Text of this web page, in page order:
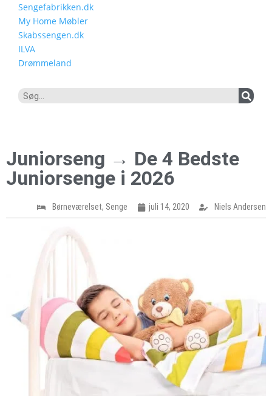
Sengefabrikken.dk
My Home Møbler
Skabssengen.dk
ILVA
Drømmeland
Juniorseng → De 4 Bedste
Juniorsenge i 2026
Børneværelset, Senge juli 14, 2020 Niels Andersen